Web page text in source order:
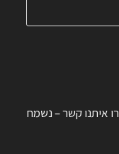
איתנו קשר – נשמח